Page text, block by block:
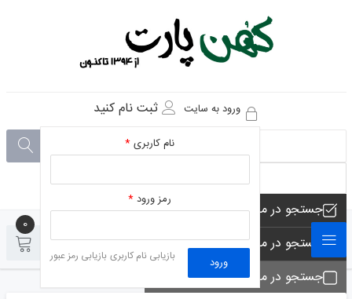
ورود به سایت
نام کاربری*
رمز ورود*
ورود بازیابی نام کاربری بازیابی رمز عبور
ثبت نام کنید
جستجو در مجموعه های فروشگاه
جستجو در محصولات فروشگاه
جستجو در مجموعه ها
0